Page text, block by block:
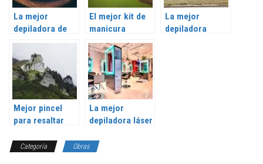
La mejor
depiladora de
oídos > Prueba,
reseña y
comparación
El mejor kit de
manicura
completo >
Comparación,
prueba y reseña
La mejor
depiladora
Mejor pincel
para resaltar
comparación,
La mejor
depiladora láser
Comparación,
Categoría Obras